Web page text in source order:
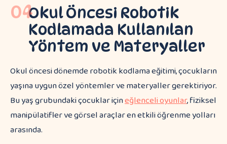
04Okul Öncesi Robotik
Kodlamada Kullanılan
Yöntem ve Materyaller
Okul öncesi dönemde robotik kodlama eğitimi, çocukların
yaşına uygun özel yöntemler ve materyaller gerektiriyor.
Bu yaş grubundaki çocuklar içineğlenceli oyunlar, fiziksel
manipülatifler ve görsel araçlar en etkili öğrenme yolları
arasında.